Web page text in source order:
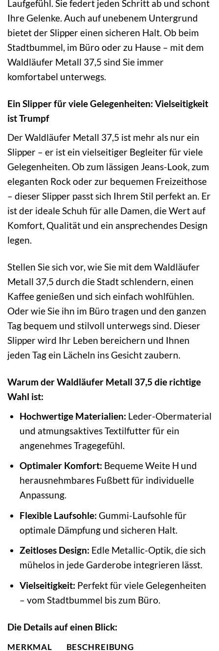
Laufgefühl. Sie federt jeden Schritt ab und schont
Ihre Gelenke. Auch auf unebenem Untergrund
bietet der Slipper einen sicheren Halt. Ob beim
Stadtbummel, im Büro oder zu Hause – mit dem
Waldläufer Metall 37,5 sind Sie immer
komfortabel unterwegs.
Ein Slipper für viele Gelegenheiten: Vielseitigkeit
ist Trumpf
Der Waldläufer Metall 37,5 ist mehr als nur ein
Slipper – er ist ein vielseitiger Begleiter für viele
Gelegenheiten. Ob zum lässigen Jeans-Look, zum
eleganten Rock oder zur bequemen Freizeithose
– dieser Slipper passt sich Ihrem Stil perfekt an. Er
ist der ideale Schuh für alle Damen, die Wert auf
Komfort, Qualität und ein ansprechendes Design
legen.
Stellen Sie sich vor, wie Sie mit dem Waldläufer
Metall 37,5 durch die Stadt schlendern, einen
Kaffee genießen und sich einfach wohlfühlen.
Oder wie Sie ihn im Büro tragen und den ganzen
Tag bequem und stilvoll unterwegs sind. Dieser
Slipper wird Ihr Leben bereichern und Ihnen
jeden Tag ein Lächeln ins Gesicht zaubern.
Warum der Waldläufer Metall 37,5 die richtige
Wahl ist:
Hochwertige Materialien: Leder-Obermaterial
und atmungsaktives Textilfutter für ein
angenehmes Tragegefühl.
Optimaler Komfort: Bequeme Weite H und
herausnehmbares Fußbett für individuelle
Anpassung.
Flexible Laufsohle: Gummi-Laufsohle für
optimale Dämpfung und sicheren Halt.
Zeitloses Design: Edle Metallic-Optik, die sich
mühelos in jede Garderobe integrieren lässt.
Vielseitigkeit: Perfekt für viele Gelegenheiten
– vom Stadtbummel bis zum Büro.
Die Details auf einen Blick:
MERKMAL
BESCHREIBUNG